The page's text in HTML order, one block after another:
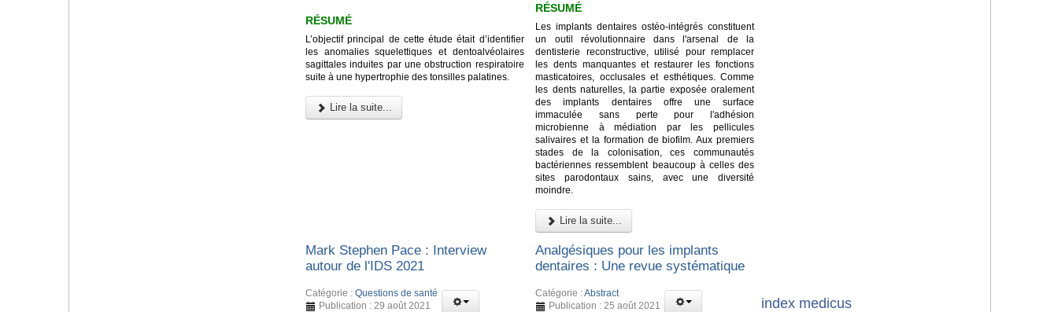
RÉSUMÉ
L’objectif principal de cette étude était d’identifier
les anomalies squelettiques et dentoalvéolaires
sagittales induites par une obstruction respiratoire
suite à une hypertrophie des tonsilles palatines.
Lire la suite...
RÉSUMÉ
Les implants dentaires ostéo-intégrés constituent
un outil révolutionnaire dans l'arsenal de la
dentisterie reconstructive, utilisé pour remplacer
les dents manquantes et restaurer les fonctions
masticatoires, occlusales et esthétiques. Comme
les dents naturelles, la partie exposée oralement
des implants dentaires offre une surface
immaculée sans perte pour l'adhésion
microbienne à médiation par les pellicules
salivaires et la formation de biofilm. Aux premiers
stades de la colonisation, ces communautés
bactériennes ressemblent beaucoup à celles des
sites parodontaux sains, avec une diversité
moindre.
Lire la suite...
Mark Stephen Pace : Interview
autour de l'IDS 2021
Catégorie : Questions de santé
Publication : 29 août 2021
Analgésiques pour les implants
dentaires : Une revue systématique
Catégorie :Abstract
Publication : 25 août 2021
index medicus